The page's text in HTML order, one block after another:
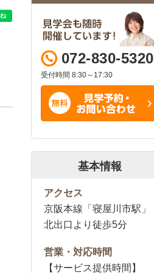
072-830-5320
受付時間 8:30～17:30
基本情報
アクセス
京阪本線「寝屋川市駅」
北出口より徒歩5分
営業・対応時間
【サービス提供時間】